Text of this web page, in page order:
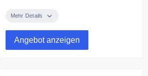
zum fairen Preis.
Mehr Details
Angebot anzeigen